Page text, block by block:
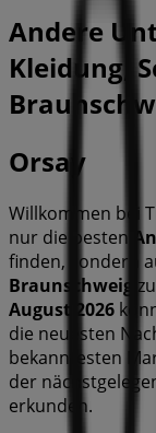
Andere
Kleidung,
Orsay
Willkommen bei
nur die besten
finden, sondern
Braunschweig
August 2026
die neuesten
bekanntesten
der
erkunden.